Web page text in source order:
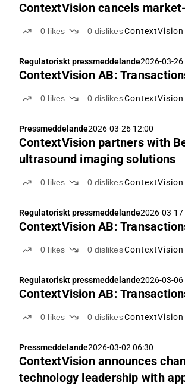
ContextVision cancels
0 likes 0 dislikesContextVision
Regulatoriskt pressmeddelande2026-03-26
ContextVision AB:
0 likes 0 dislikesContextVision
Pressmeddelande2026-03-26 12:00
ContextVision partners with
ultrasound imaging solutions
0 likes 0 dislikesContextVision
Regulatoriskt pressmeddelande2026-03-17
ContextVision AB:
0 likes 0 dislikesContextVision
Regulatoriskt pressmeddelande2026-03-06
ContextVision AB:
0 likes 0 dislikesContextVision
Pressmeddelande2026-03-02 06:30
ContextVision announces
technology leadership with